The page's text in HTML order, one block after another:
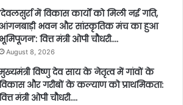
में विकास कार्यों को मिली नई गति,
आंगनबाड़ी भवन और सांस्कृतिक मंच का हुआ
भूमिपूजन’: वित्त मंत्री ओपी चौधरी….
August 8, 2026
विष्णु देव साय के नेतृत्व में गांवों के
और गरीबों के कल्याण को प्राथमिकता:
मंत्री ओपी चौधरी….